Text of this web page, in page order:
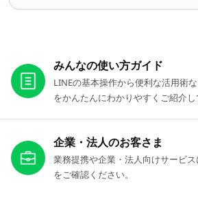
みんなの使い方ガイド
LINEの基本操作から便利な活用術
をかんたんにわかりやすくご紹介し
企業・法人のお客さま
業務提携や企業・法人向けサービ
をご確認ください。